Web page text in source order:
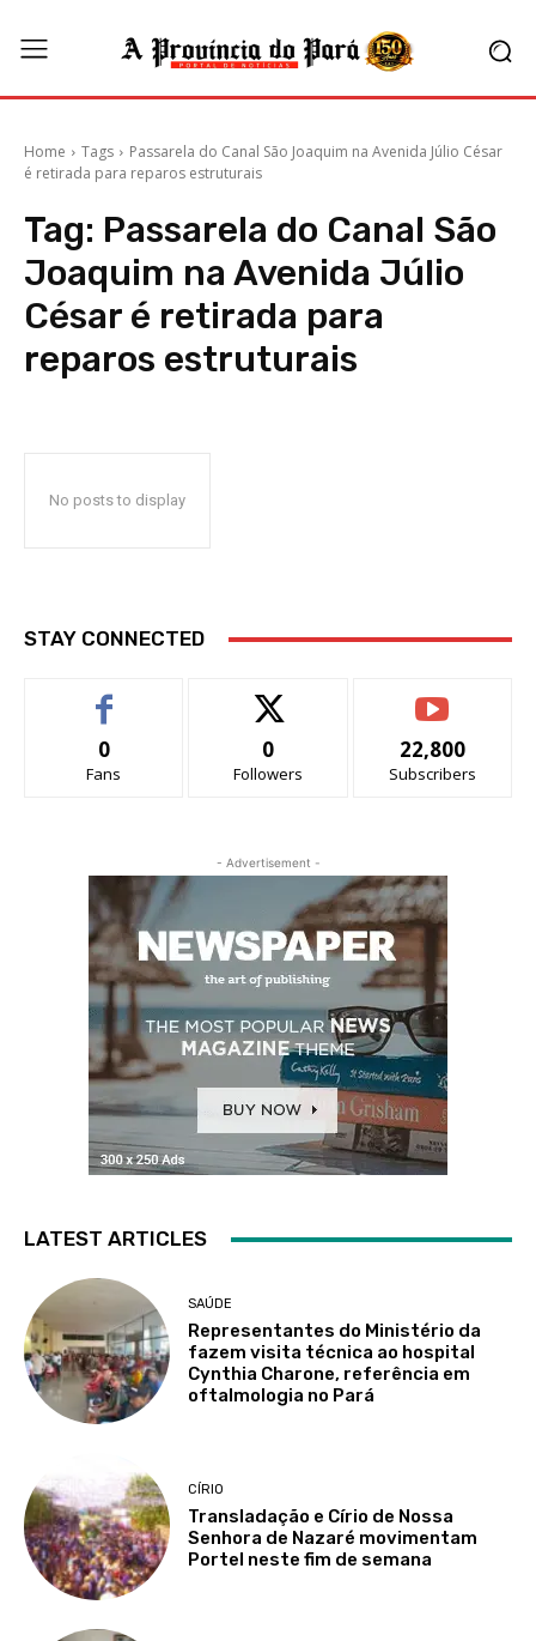
Home Tags
Passarela do Canal São Joaquim na Avenida Júlio César
é retirada para reparos estruturais
Tag: Passarela do Canal São
Joaquim na Avenida Júlio
César é retirada para
reparos estruturais
No posts to display
STAY CONNECTED
0
Fans
0
Followers
22,800
Subscribers
- Advertisement -
LATEST ARTICLES
SAÚDE
Representantes do Ministério da
fazem visita técnica ao hospital
Cynthia Charone, referência em
oftalmologia no Pará
CÍRIO
Transladação e Círio de Nossa
Senhora de Nazaré movimentam
Portel neste fim de semana